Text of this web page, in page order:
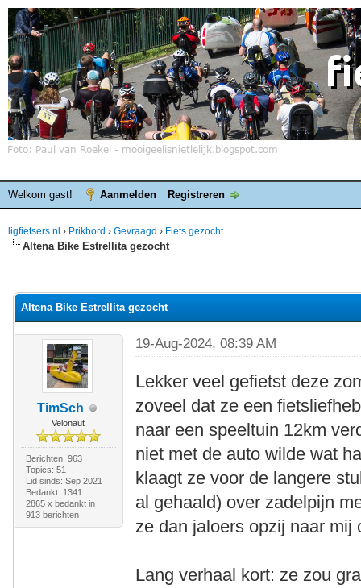
Welkom gast! Aanmelden Registreren
ligfietsers.nl › Prikbord › Gevraagd › Fiets gezocht
Altena Bike Estrellita gezocht
Altena Bike Estrellita gezocht
TimSch
Velonaut
Berichten: 963
Topics: 51
Lid sinds: Sep 2021
Bedankt: 1341
2865 x bedankt in
913 berichten
19-Aug-2024, 08:39 AM
Lekker veel gefietst deze
zoveel dat ze een
naar een speeltuin 12km
niet met de auto wilde wat
klaagt ze voor de langere
al gehaald) over zadelpijn
ze dan jaloers opzij naar
Lang verhaal kort: ze zou